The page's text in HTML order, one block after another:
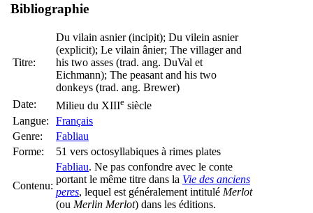
Bibliographie
Titre:
Du vilain asnier (incipit); Du vilein asnier
(explicit); Le vilain ânier; The villager and
his two asses (trad. ang. DuVal et
Eichmann); The peasant and his two
donkeys (trad. ang. Brewer)
Date:
Milieu du XIIIe siècle
Langue:
Français
Genre:
Fabliau
Forme:
51 vers octosyllabiques à rimes plates
Contenu:
Fabliau. Ne pas confondre avec le conte
portant le même titre dans la Vie des anciens
peres, lequel est généralement intitulé Merlot
(ou Merlin Merlot) dans les éditions.